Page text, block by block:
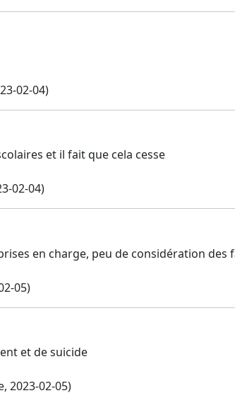
02-04)
et il fait que cela cesse
02-04)
en charge, peu de considération des
05)
et de suicide
2023-02-05)